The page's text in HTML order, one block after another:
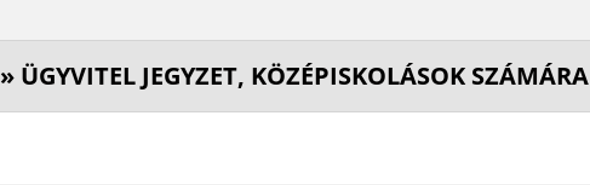
» ÜGYVITEL JEGYZET, KÖZÉPISKOLÁSOK SZÁMÁRA